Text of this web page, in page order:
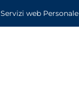
Servizi web Personale